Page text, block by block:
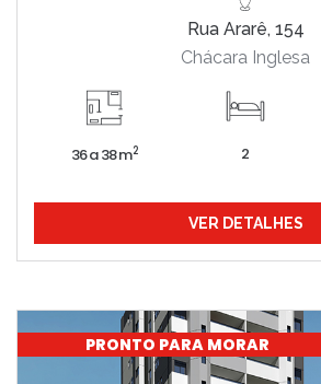
Rua Ararê, 154
Chácara Inglesa
36 a 38 m2 2
VER DETALHES
PRONTO PARA MORAR